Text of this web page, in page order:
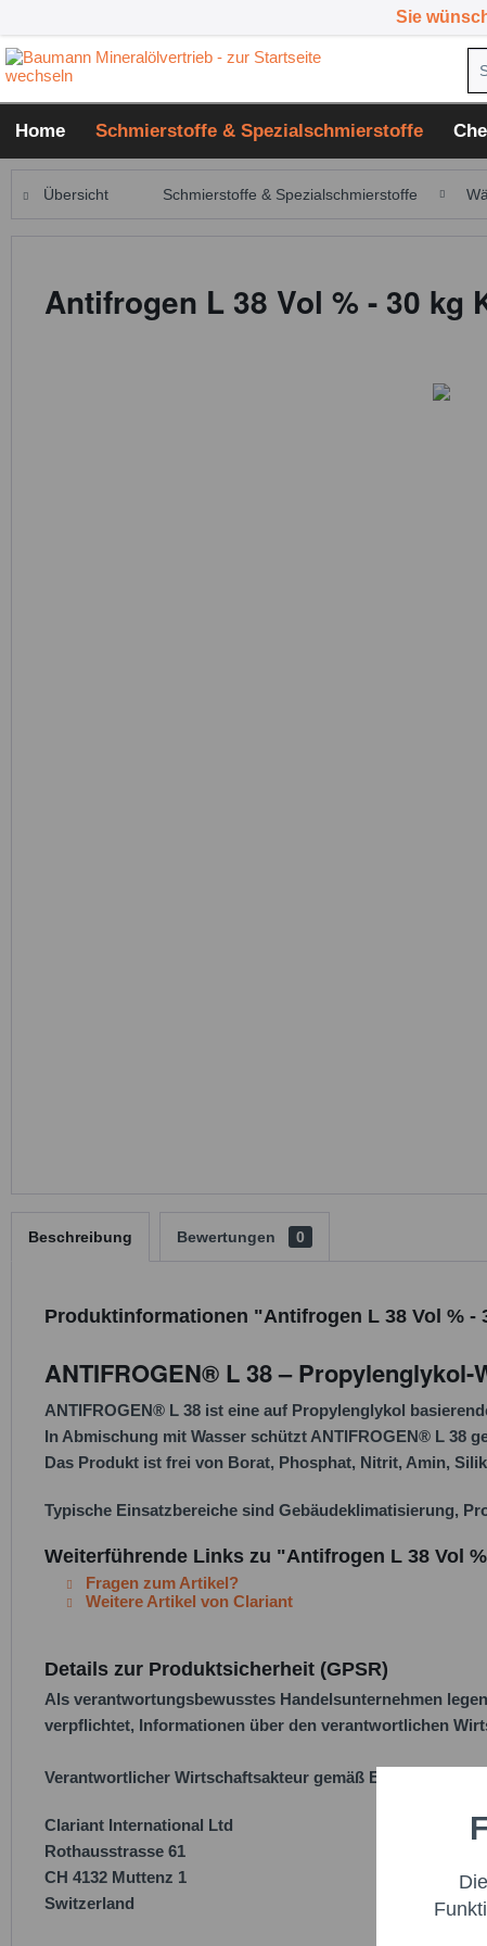
Sie
Home Schmierstoffe & Spezialschmierstoffe
Übersicht Schmierstoffe & Spezialschmierstoffe
Antifrogen L 38 Vol % - 30 kg
Beschreibung Bewertungen 0
Produktinformationen "Antifrogen L 38 Vol % -
ANTIFROGEN® L 38 –
ANTIFROGEN® L 38 ist eine auf Propylenglykol
In Abmischung mit Wasser schützt ANTIFROGEN® L 38
Das Produkt ist frei von Borat, Phosphat, Nitrit, Amin,
Typische Einsatzbereiche sind Gebäudeklimatisierung,
Weiterführende Links zu "Antifrogen L 38 Vol
Fragen zum Artikel?
Weitere Artikel von Clariant
Details zur Produktsicherheit (GPSR)
Als verantwortungsbewusstes Handelsunternehmen
verpflichtet, Informationen über den verantwortlichen
Verantwortlicher Wirtschaftsakteur gemäß EU-Verordnung:
Clariant International Ltd
Rothausstrasse 61
CH 4132 Muttenz 1
Switzerland